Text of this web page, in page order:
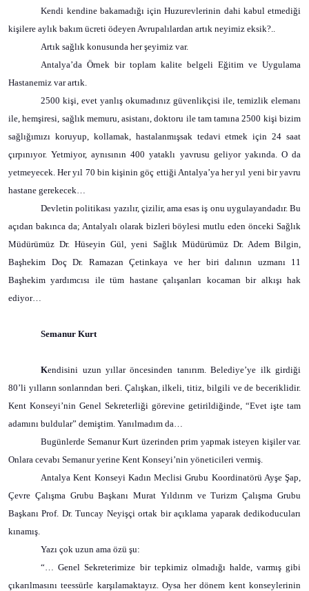
Kendi kendine bakamadığı için Huzurevlerinin dahi kabul etmediği
kişilere aylık bakım ücreti ödeyen Avrupalılardan artık neyimiz eksik?..
Artık sağlık konusunda her şeyimiz var.
Antalya’da Örnek bir toplam kalite belgeli Eğitim ve Uygulama
Hastanemiz var artık.
2500 kişi, evet yanlış okumadınız güvenlikçisi ile, temizlik elemanı
ile, hemşiresi, sağlık memuru, asistanı, doktoru ile tam tamına 2500 kişi bizim
sağlığımızı koruyup, kollamak, hastalanmışsak tedavi etmek için 24 saat
çırpınıyor. Yetmiyor, aynısının 400 yataklı yavrusu geliyor yakında. O da
yetmeyecek. Her yıl 70 bin kişinin göç ettiği Antalya’ya her yıl yeni bir yavru
hastane gerekecek…
Devletin politikası yazılır, çizilir, ama esas iş onu uygulayandadır. Bu
açıdan bakınca da; Antalyalı olarak bizleri böylesi mutlu eden önceki Sağlık
Müdürümüz Dr. Hüseyin Gül, yeni Sağlık Müdürümüz Dr. Adem Bilgin,
Başhekim Doç Dr. Ramazan Çetinkaya ve her biri dalının uzmanı 11
Başhekim yardımcısı ile tüm hastane çalışanları kocaman bir alkışı hak
ediyor…
Semanur Kurt
Kendisini uzun yıllar öncesinden tanırım. Belediye’ye ilk girdiği
80’li yılların sonlarından beri. Çalışkan, ilkeli, titiz, bilgili ve de beceriklidir.
Kent Konseyi’nin Genel Sekreterliği görevine getirildiğinde, “Evet işte tam
adamını buldular” demiştim. Yanılmadım da…
Bugünlerde Semanur Kurt üzerinden prim yapmak isteyen kişiler var.
Onlara cevabı Semanur yerine Kent Konseyi’nin yöneticileri vermiş.
Antalya Kent Konseyi Kadın Meclisi Grubu Koordinatörü Ayşe Şap,
Çevre Çalışma Grubu Başkanı Murat Yıldırım ve Turizm Çalışma Grubu
Başkanı Prof. Dr. Tuncay Neyişçi ortak bir açıklama yaparak dedikoducuları
kınamış.
Yazı çok uzun ama özü şu:
“… Genel Sekreterimize bir tepkimiz olmadığı halde, varmış gibi
çıkarılmasını teessürle karşılamaktayız. Oysa her dönem kent konseylerinin